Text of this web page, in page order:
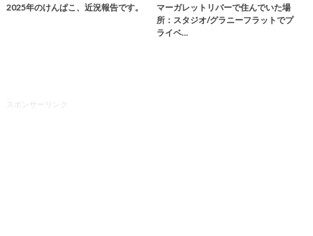
2025年のけんぱこ、近況報告です。
マーガレットリバーで住んでいた場
所：スタジオ/グラニーフラットでプ
ライベ…
スポンサーリンク